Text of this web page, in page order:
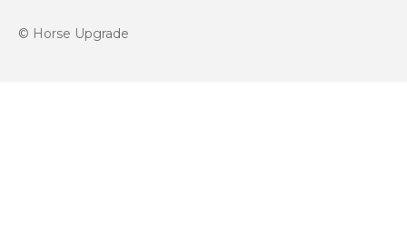
© Horse Upgrade